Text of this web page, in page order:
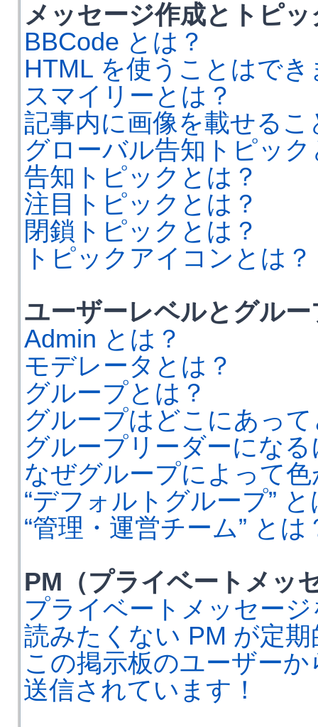
メッセージ作成とトピ
BBCode とは？
HTML を使うことはで
スマイリーとは？
記事内に画像を載せる
グローバル告知トピッ
告知トピックとは？
注目トピックとは？
閉鎖トピックとは？
トピックアイコンとは？
ユーザーレベルとグルー
Admin とは？
モデレータとは？
グループとは？
グループはどこにあっ
グループリーダーにな
なぜグループによって
“デフォルトグループ” と
“管理・運営チーム” とは
PM（プライベートメッ
プライベートメッセー
読みたくない PM が定
この掲示板のユーザー
送信されています！